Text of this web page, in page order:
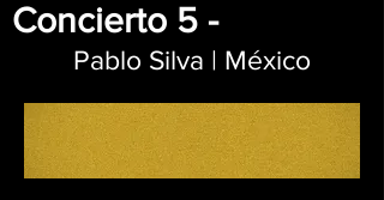
Concierto 5 -
Pablo Silva | México